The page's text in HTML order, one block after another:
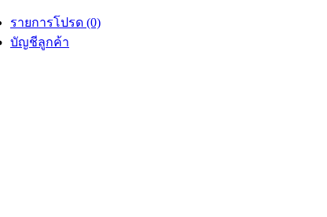
รายการโปรด (0)
บัญชีลูกค้า